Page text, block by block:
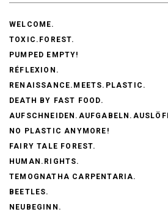
WELCOME.
TOXIC.FOREST.
PUMPED EMPTY!
RÉFLEXION.
RENAISSANCE.MEETS.PLASTIC.
DEATH BY FAST FOOD.
NO PLASTIC ANYMORE!
FAIRY TALE FOREST.
HUMAN.RIGHTS.
TEMOGNATHA CARPENTARIA.
BEETLES.
NEUBEGINN.